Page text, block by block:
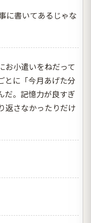
に書いてあるじゃな
お小遣いをねだって
とに「今月あげた分
だ。記憶力が良すぎ
返さなかったりだけ